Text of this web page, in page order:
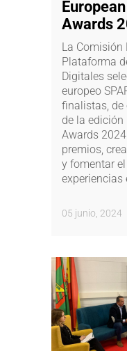
Awards
La Comisión
Plataforma
Digitales
europeo
finalistas, de
de la edición
Awards
premios,
y fomentar
experiencias
05 junio, 2024